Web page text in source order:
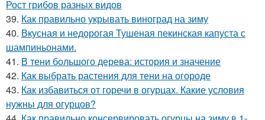
Рост грибов разных видов
39. Как правильно укрывать виноград на зиму
40. Вкусная и недорогая Тушеная пекинская капуста с
шампиньонами.
41. В тени большого дерева: история и значение
42. Как выбрать растения для тени на огороде
43. Как избавиться от горечи в огурцах. Какие условия
нужны для огурцов?